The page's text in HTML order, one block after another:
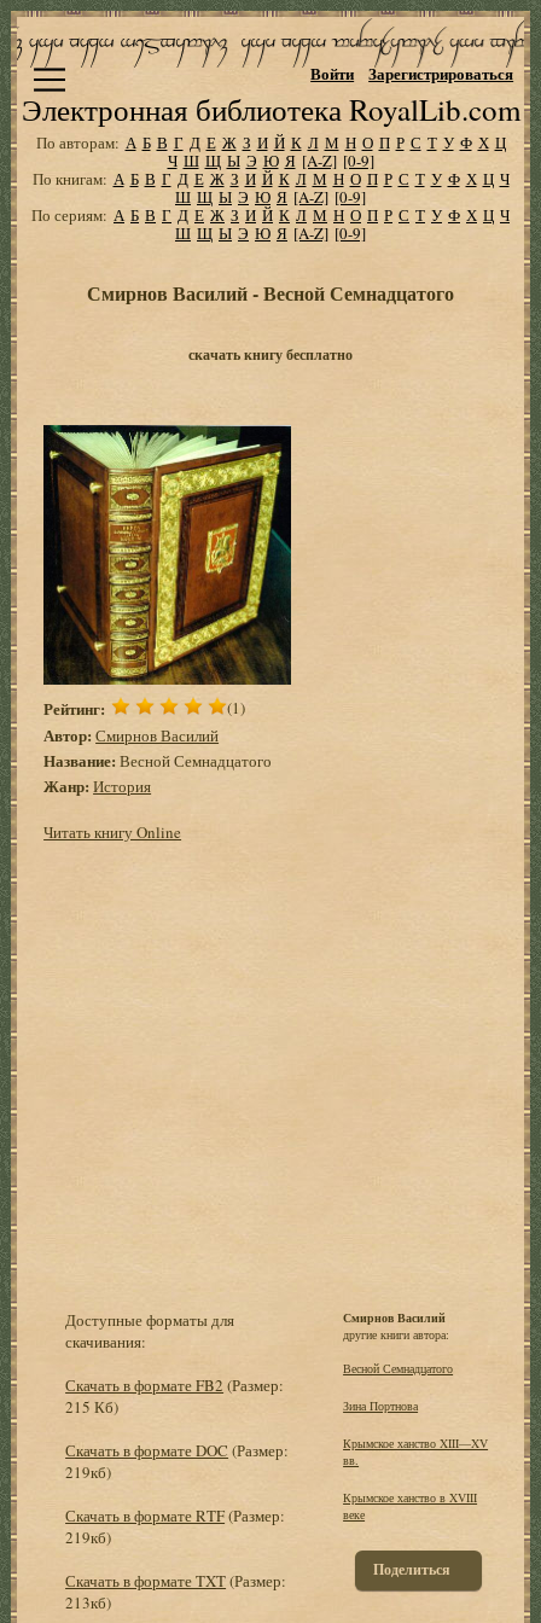
Электронная библиотека RoyalLib.com
Войти Зарегистрироваться
По авторам: А Б В Г Д Е Ж З И Й К Л М Н О П Р С Т У Ф Х Ц
Ч Ш Щ Ы Э Ю Я [A-Z] [0-9]
По книгам: А Б В Г Д Е Ж З И Й К Л М Н О П Р С Т У Ф Х Ц Ч
Ш Щ Ы Э Ю Я [A-Z] [0-9]
По сериям: А Б В Г Д Е Ж З И Й К Л М Н О П Р С Т У Ф Х Ц Ч
Ш Щ Ы Э Ю Я [A-Z] [0-9]
Смирнов Василий - Весной Семнадцатого
скачать книгу бесплатно
Рейтинг: (1)
Автор: Смирнов Василий
Название: Весной Семнадцатого
Жанр: История
Читать книгу Online
Доступные форматы для
скачивания:
Скачать в формате FB2 (Размер:
215 Кб)
Скачать в формате DOC (Размер:
219кб)
Скачать в формате RTF(Размер:
219кб)
Скачать в формате TXT(Размер:
213кб)
Смирнов Василий
другие книги автора:
Весной Семнадцатого
Зина Портнова
Крымское ханство XIII—XV
вв.
Крымское ханство в XVIII
веке
Поделиться